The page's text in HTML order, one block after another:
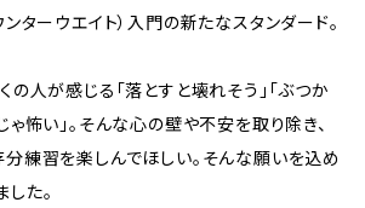
ンターウエイト）入門の新たなスタンダード。
の人が感じる「落とすと壊れそう」「ぶつか
ゃ怖い」。そんな心の壁や不安を取り除き、
分練習を楽しんでほしい。そんな願いを込め
た。